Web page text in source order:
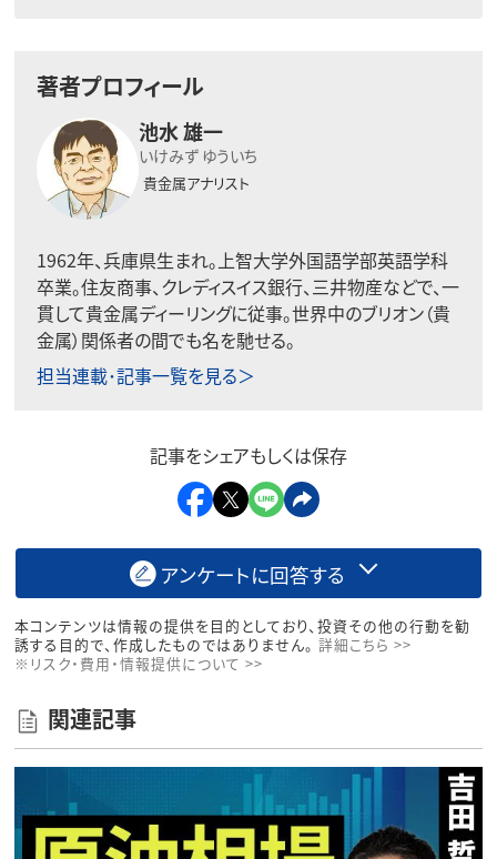
著者プロフィール
池水 雄一
いけみず ゆういち
貴金属アナリスト
1962年、兵庫県生まれ。上智大学外国語学部英語学科
卒業。住友商事、クレディスイス銀行、三井物産などで、一
貫して貴金属ディーリングに従事。世界中のブリオン（貴
金属）関係者の間でも名を馳せる。
担当連載･記事一覧を見る＞
記事をシェアもしくは保存
アンケートに回答する
本コンテンツは情報の提供を目的としており、投資その他の行動を勧
誘する目的で、作成したものではありません。 詳細こちら >>
※リスク・費用・情報提供について >>
関連記事